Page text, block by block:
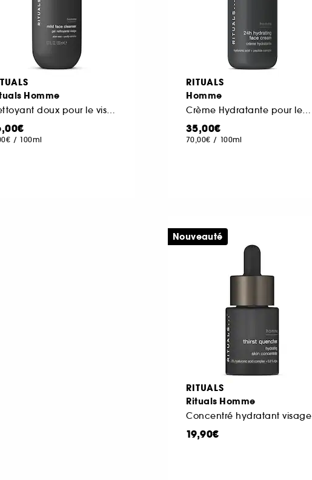
Homme
Nettoyant doux pour le visage
/ 100ml
RITUALS
Homme
Crème Hydratante pour le Visage
35,00€
70,00€ / 100ml
RITUALS
Rituals Homme
Concentré hydratant visage
19,90€
Nouveauté